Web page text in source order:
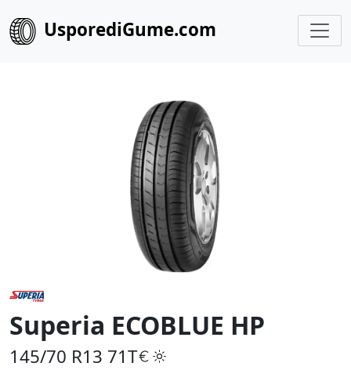
UsporediGume.com
Superia ECOBLUE HP
145/70 R13 71T